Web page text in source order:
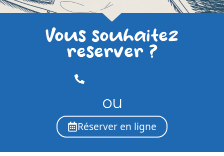
Vous souhaitez
reserver ?
01.69.04.97.48
ou
Réserver en ligne